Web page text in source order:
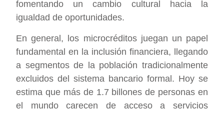
fomentando un cambio cultural hacia la
igualdad de oportunidades.
En general, los microcréditos juegan un papel
fundamental en la inclusión financiera, llegando
a segmentos de la población tradicionalmente
excluidos del sistema bancario formal. Hoy se
estima que más de 1.7 billones de personas en
el mundo carecen de acceso a servicios